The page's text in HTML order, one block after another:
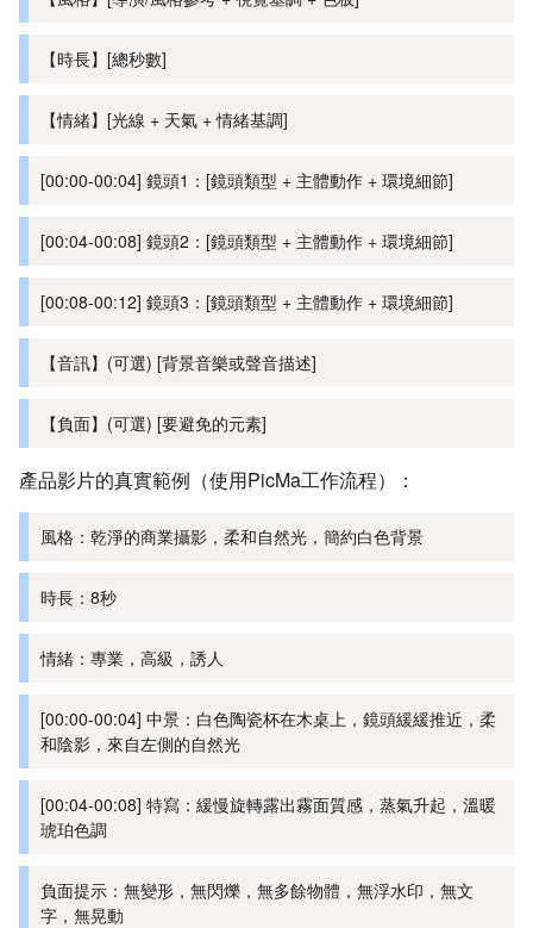
【時長】[總秒數]
【情緒】[光線 + 天氣 + 情緒基調]
[00:00-00:04] 鏡頭1：[鏡頭類型 + 主體動作 + 環境細節]
[00:04-00:08] 鏡頭2：[鏡頭類型 + 主體動作 + 環境細節]
[00:08-00:12] 鏡頭3：[鏡頭類型 + 主體動作 + 環境細節]
【音訊】(可選) [背景音樂或聲音描述]
【負面】(可選) [要避免的元素]
產品影片的真實範例（使用PicMa工作流程）：
風格：乾淨的商業攝影，柔和自然光，簡約白色背景
時長：8秒
情緒：專業，高級，誘人
[00:00-00:04] 中景：白色陶瓷杯在木桌上，鏡頭緩緩推近，柔
和陰影，來自左側的自然光
[00:04-00:08] 特寫：緩慢旋轉露出霧面質感，蒸氣升起，溫暖
琥珀色調
負面提示：無變形，無閃爍，無多餘物體，無浮水印，無文
字，無晃動